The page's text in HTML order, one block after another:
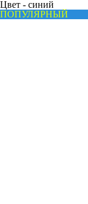
Цвет - синий
ПОПУЛЯРНЫЙ